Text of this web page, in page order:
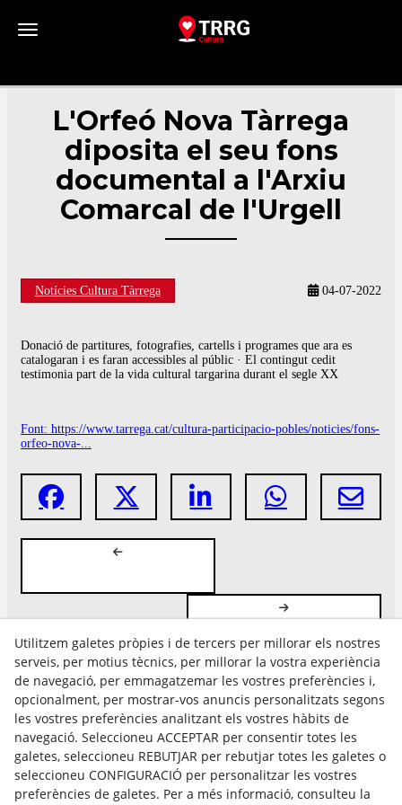
Toggle navigation
L'Orfeó Nova Tàrrega
diposita el seu fons
documental a l'Arxiu
Comarcal de l'Urgell
Notícies Cultura Tàrrega 04-07-2022
Donació de partitures, fotografies, cartells i programes que ara es
catalogaran i es faran accessibles al públic · El contingut cedit
testimonia part de la vida cultural targarina durant el segle XX
Font: https://www.tarrega.cat/cultura-participacio-pobles/noticies/fons-
orfeo-nova-...
Avís Legal
Política Cookies
Política de Privacitat
Utilitzem galetes pròpies i de tercers per millorar els nostres
serveis, per motius tècnics, per millorar la vostra experiència
de navegació, per emmagatzemar les vostres preferències i,
opcionalment, per mostrar-vos anuncis personalitzats segons
les vostres preferències analitzant els vostres hàbits de
navegació. Seleccioneu ACCEPTAR per consentir totes les
galetes, seleccioneu REBUTJAR per rebutjar totes les galetes o
seleccioneu CONFIGURACIÓ per personalitzar les vostres
preferències de galetes. Per a més informació, consulteu la